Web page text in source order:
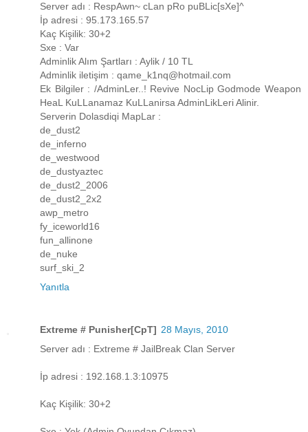
Server adı : RespAwn~ cLan pRo puBLic[sXe]^
İp adresi : 95.173.165.57
Kaç Kişilik: 30+2
Sxe : Var
Adminlik Alım Şartları : Aylik / 10 TL
Adminlik iletişim : qame_k1nq@hotmail.com
Ek Bilgiler : /AdminLer..! Revive NocLip Godmode Weapon
HeaL KuLLanamaz KuLLanirsa AdminLikLeri Alinir.
Serverin Dolasdiqi MapLar :
de_dust2
de_inferno
de_westwood
de_dustyaztec
de_dust2_2006
de_dust2_2x2
awp_metro
fy_iceworld16
fun_allinone
de_nuke
surf_ski_2
Yanıtla
Extreme # Punisher[CpT] 28 Mayıs, 2010
Server adı : Extreme # JailBreak Clan Server
İp adresi : 192.168.1.3:10975
Kaç Kişilik: 30+2